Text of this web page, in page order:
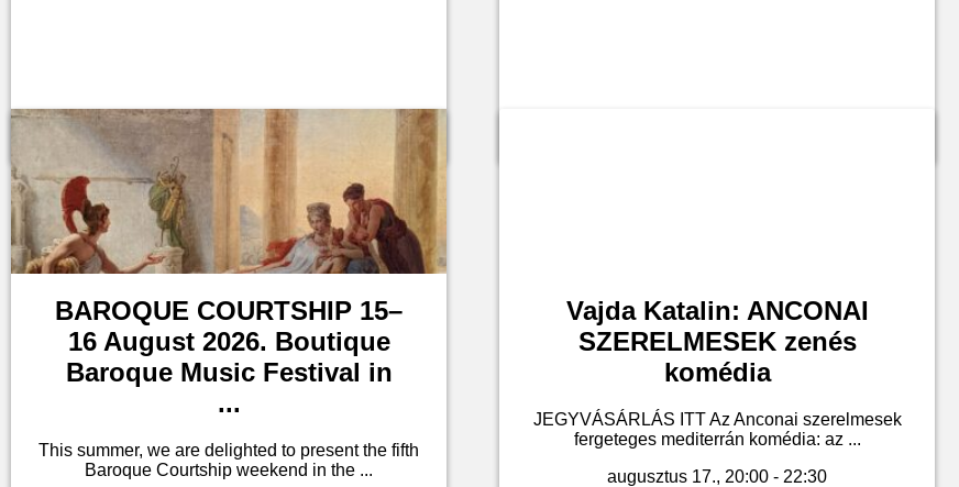
Jegyvásárlás
BAROQUE COURTSHIP 15–
16 August 2026. Boutique
Baroque Music Festival in
...
This summer, we are delighted to present the fifth
Baroque Courtship weekend in the ...
Vajda Katalin: ANCONAI
SZERELMESEK zenés
komédia
JEGYVÁSÁRLÁS ITT Az Anconai szerelmesek
fergeteges mediterrán komédia: az ...
augusztus 17., 20:00 - 22:30